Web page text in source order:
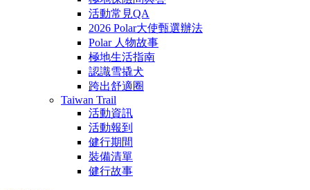
活動常見QA
2026 Polar大使甄選辦法
Polar 人物故事
極地生活指南
認識雪撬犬
跨出舒適圈
Taiwan Trail
活動資訊
活動報到
健行期間
裝備清單
健行故事